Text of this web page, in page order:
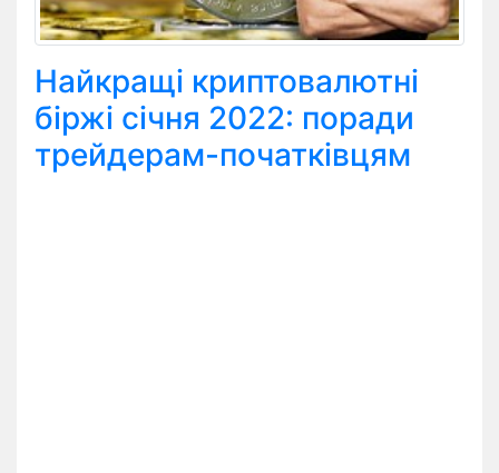
Найкращі криптовалютні
біржі січня 2022: поради
трейдерам-початківцям